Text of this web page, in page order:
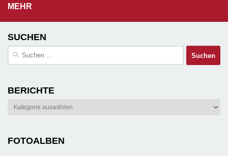
MEHR
SUCHEN
Suchen
BERICHTE
Berichte
FOTOALBEN